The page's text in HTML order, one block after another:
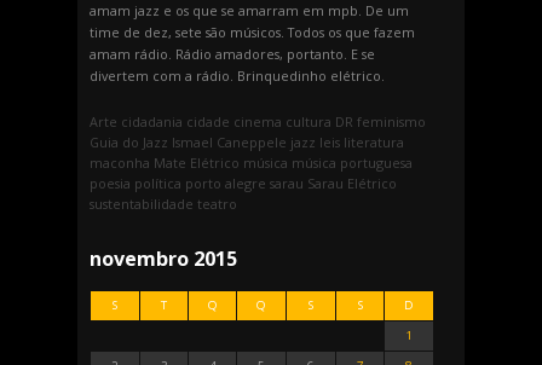
amam jazz e os que se amarram em mpb. De um
time de dez, sete são músicos. Todos os que fazem
amam rádio. Rádio amadores, portanto. E se
divertem com a rádio. Brinquedinho elétrico.
Arte cidadania cidade cinema cultura DR feminismo
Guia do Jazz Ismael Caneppele jazz leis literatura
maconha Mate Elétrico música música portuguesa
poesia política porto alegre sarau Sarau Elétrico
sustentabilidade teatro
novembro 2015
S T Q Q S S
D
1